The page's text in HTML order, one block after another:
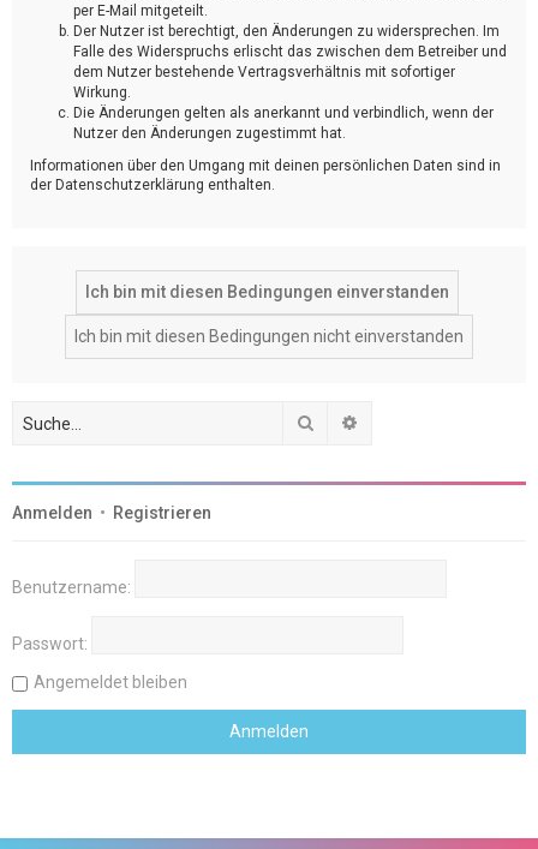
per E-Mail mitgeteilt.
Der Nutzer ist berechtigt, den Änderungen zu widersprechen. Im
Falle des Widerspruchs erlischt das zwischen dem Betreiber und
dem Nutzer bestehende Vertragsverhältnis mit sofortiger
Wirkung.
Die Änderungen gelten als anerkannt und verbindlich, wenn der
Nutzer den Änderungen zugestimmt hat.
Informationen über den Umgang mit deinen persönlichen Daten sind in
der Datenschutzerklärung enthalten.
Suche
Anmelden • Registrieren
Benutzername:
Passwort:
Angemeldet bleiben